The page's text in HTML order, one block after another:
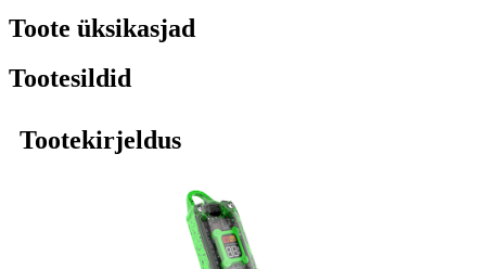
Toote üksikasjad
Tootesildid
Tootekirjeldus